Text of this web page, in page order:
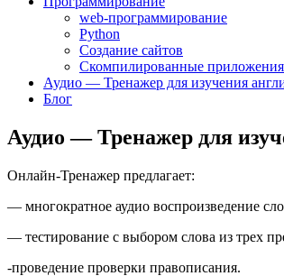
web-программирование
Python
Создание сайтов
Скомпилированные
Аудио — Тренажер для изучения
Блог
Аудио — Тренажер для
Онлайн-Тренажер предлагает:
— многократное аудио воспроизведение
— тестирование с выбором слова из трех
-проведение проверки правописания.